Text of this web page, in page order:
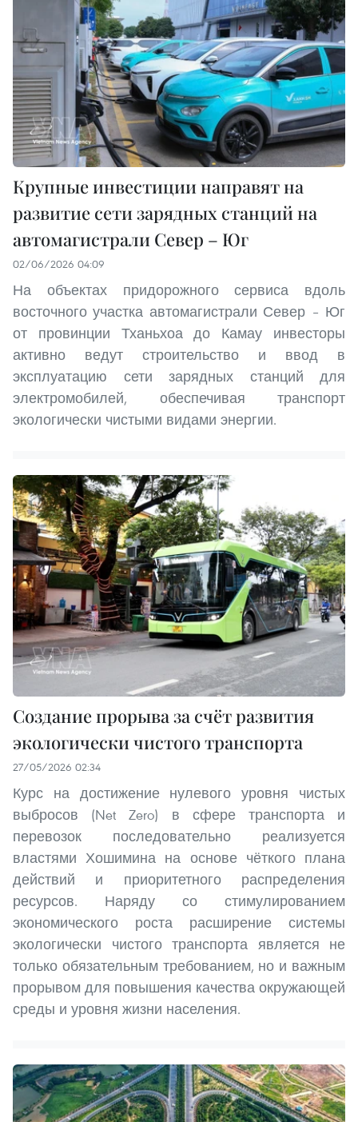
Крупные инвестиции направят на
развитие сети зарядных станций на
автомагистрали Север – Юг
02/06/2026 04:09
На объектах придорожного сервиса вдоль
восточного участка автомагистрали Север – Юг
от провинции Тханьхоа до Камау инвесторы
активно ведут строительство и ввод в
эксплуатацию сети зарядных станций для
электромобилей, обеспечивая транспорт
экологически чистыми видами энергии.
Создание прорыва за счёт развития
экологически чистого транспорта
27/05/2026 02:34
Курс на достижение нулевого уровня чистых
выбросов (Net Zero) в сфере транспорта и
перевозок последовательно реализуется
властями Хошимина на основе чёткого плана
действий и приоритетного распределения
ресурсов. Наряду со стимулированием
экономического роста расширение системы
экологически чистого транспорта является не
только обязательным требованием, но и важным
прорывом для повышения качества окружающей
среды и уровня жизни населения.